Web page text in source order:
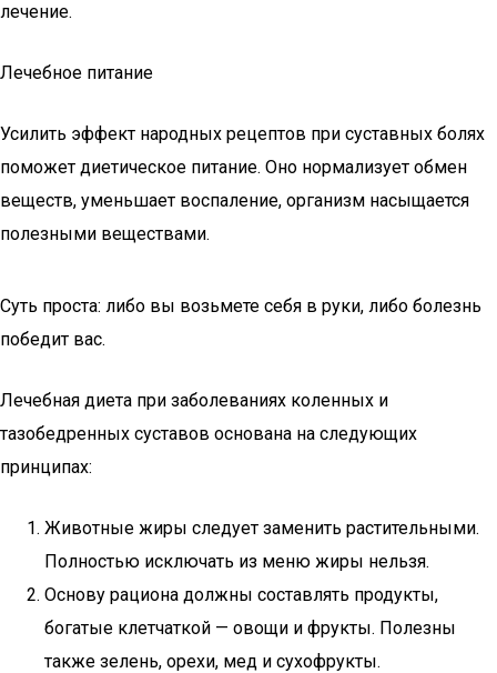
лечение.
Лечебное питание
Усилить эффект народных рецептов при суставных болях
поможет диетическое питание. Оно нормализует обмен
веществ, уменьшает воспаление, организм насыщается
полезными веществами.
Суть проста: либо вы возьмете себя в руки, либо болезнь
победит вас.
Лечебная диета при заболеваниях коленных и
тазобедренных суставов основана на следующих
принципах:
Животные жиры следует заменить растительными.
Полностью исключать из меню жиры нельзя.
Основу рациона должны составлять продукты,
богатые клетчаткой — овощи и фрукты. Полезны
также зелень, орехи, мед и сухофрукты.